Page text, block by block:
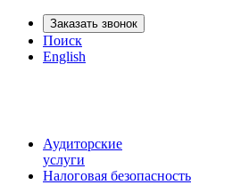
Заказать звонок
Поиск
English
Аудиторские
услуги
Налоговая безопасность